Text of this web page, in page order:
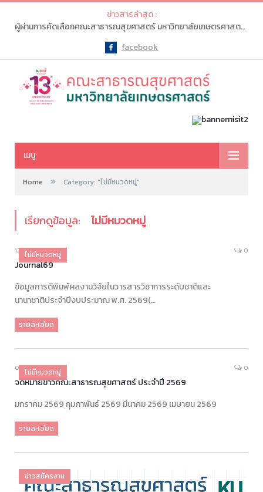
ข่าวสารล่าสุด :
ผู้ผ่านการคัดเลือกคณะสาธารณสุขศาสตร์ มหาวิทยาลัยเกษตรศาสตร์ จะต้องเข้าไปทำรายการ “ยืนยันสิทธิ์” ในระบบ myTCAS (ครั้งที่ 1) ในวันที่ 20-21 พ.ค. 2569
Facebook
facebook
เมนู:
Home » Category: "ไม่มีหมวดหมู่"
เรียกดูข้อมูล: ไม่มีหมวดหมู่
ไม่มีหมวดหมู่
12/05/2026 0
Journal69
ข้อมูลการตีพิมพ์ผลงานวิจัยในวารสารวิชาการระดับชาติและ
นานาชาติ‎ประจำปีงบประมาณ พ‎.‎ศ‎. ‎2569‎(…
รายละเอียด
ไม่มีหมวดหมู่
05/05/2026 0
จดหมายข่าวคณะสาธารณสุขศาสตร์ ประจำปี 2569
มกราคม 2569 กุมภาพันธ์ 2569 มีนาคม 2569 เมษายน 2569
รายละเอียด
ข่าวสมัครงาน